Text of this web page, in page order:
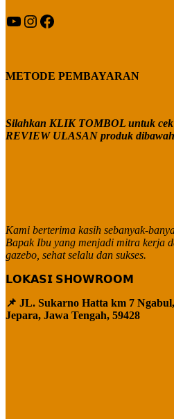
YouTube
Instagram
Facebook
METODE PEMBAYARAN
Silahkan KLIK TOMBOL untuk
REVIEW ULASAN produk
Kami berterima kasih sebanyak-
Bapak Ibu yang menjadi mitra kerja
gazebo, sehat selalu dan sukses.
𝗟𝗢𝗞𝗔𝗦𝗜 𝗦𝗛𝗢𝗪𝗥𝗢𝗢𝗠
📌 JL. Sukarno Hatta km 7
Jepara, Jawa Tengah, 59428